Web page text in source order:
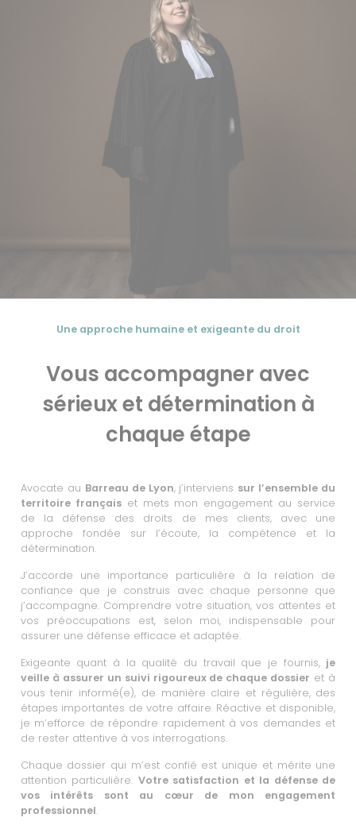
Une approche humaine et exigeante du droit
Vous accompagner avec
sérieux et détermination à
chaque étape
Avocate au Barreau de Lyon, j’interviens sur l’ensemble du
territoire françaiset mets mon engagement au service
de la défense des droits de mes clients, avec une
approche fondée sur l’écoute, la compétence et la
détermination.
J’accorde une importance particulière à la relation de
confiance que je construis avec chaque personne que
j’accompagne. Comprendre votre situation, vos attentes et
vos préoccupations est, selon moi, indispensable pour
assurer une défense efficace et adaptée.
Exigeante quant à la qualité du travail que je fournis, je
veille à assurer un suivi rigoureux de chaque dossier et à
vous tenir informé(e), de manière claire et régulière, des
étapes importantes de votre affaire. Réactive et disponible,
je m’efforce de répondre rapidement à vos demandes et
de rester attentive à vos interrogations.
Chaque dossier qui m’est confié est unique et mérite une
attention particulière. Votre satisfaction et la défense de
vos intérêts sont au cœur de mon engagement
professionnel.